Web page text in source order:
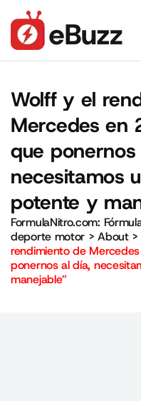
Wolff y el
Mercedes en
que ponernos
necesitamos
potente y
FormulaNitro.com:
deporte motor >About>
rendimiento de
ponernos al día,
manejable”